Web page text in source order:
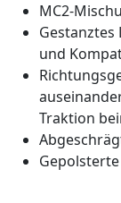
MC2-
und
Traktion